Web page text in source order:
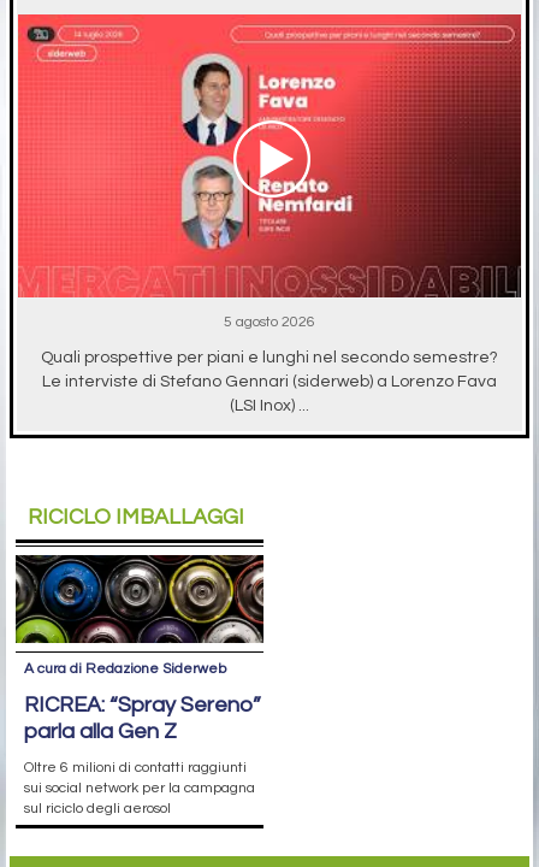
5 agosto 2026
Quali prospettive per piani e lunghi nel secondo semestre?
Le interviste di Stefano Gennari (siderweb) a Lorenzo Fava
(LSI Inox) ...
RICICLO IMBALLAGGI
A cura di Redazione Siderweb
RICREA: “Spray Sereno”
parla alla Gen Z
Oltre 6 milioni di contatti raggiunti
sui social network per la campagna
sul riciclo degli aerosol